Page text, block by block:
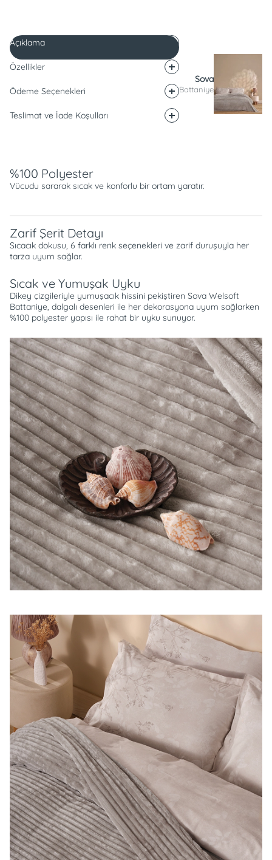
Açıklama
Özellikler
Ödeme Seçenekleri
Teslimat ve İade Koşulları
Sova
Battaniye
%100 Polyester
Vücudu sararak sıcak ve konforlu bir ortam yaratır.
Zarif Şerit Detayı
Sıcacık dokusu, 6 farklı renk seçenekleri ve zarif duruşuyla her
tarza uyum sağlar.
Sıcak ve Yumuşak Uyku
Dikey çizgileriyle yumuşacık hissini pekiştiren Sova Welsoft
Battaniye, dalgalı desenleri ile her dekorasyona uyum sağlarken
%100 polyester yapısı ile rahat bir uyku sunuyor.